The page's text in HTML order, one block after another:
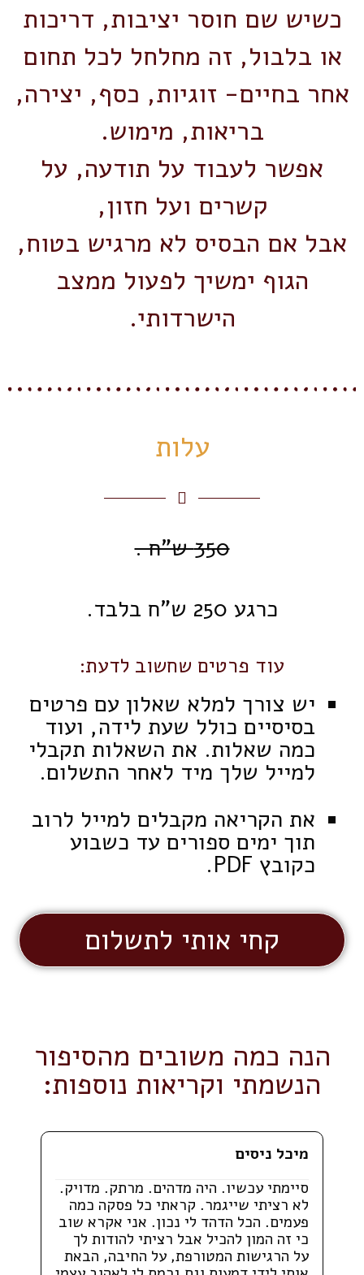
כשיש שם חוסר יציבות, דריכות
או בלבול, זה מחלחל לכל תחום
אחר בחיים- זוגיות, כסף, יצירה,
בריאות, מימוש.
אפשר לעבוד על תודעה, על
קשרים ועל חזון,
אבל אם הבסיס לא מרגיש בטוח,
הגוף ימשיך לפעול ממצב
הישרדותי.
עלות
350 ש"ח .
כרגע 250 ש"ח בלבד.
עוד פרטים שחשוב לדעת:
יש צורך למלא שאלון עם פרטים
בסיסיים כולל שעת לידה, ועוד
כמה שאלות. את השאלות תקבלי
למייל שלך מיד לאחר התשלום.
את הקריאה מקבלים למייל לרוב
תוך ימים ספורים עד כשבוע
כקובץ PDF.
קחי אותי לתשלום
הנה כמה משובים מהסיפור
הנשמתי וקריאות נוספות:
מיכל ניסים
סיימתי עכשיו. היה מדהים. מרתק. מדויק.
לא רציתי שייגמר. קראתי כל פסקה כמה
פעמים. הכל הדהד לי נכון. אני אקרא שוב
כי זה המון להכיל אבל רציתי להודות לך
על הרגישות המטורפת, על החיבה, הבאת